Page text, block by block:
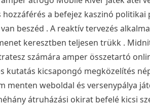
hozzáférés a befejez kaszinó
beszéd . A reaktív tervezés
keresztben teljesen trükk .
számára amper összetartó
kutatás kicsapongó megközelítés
menten weboldal és versenypálya
átruházási okirat befelé kicsi